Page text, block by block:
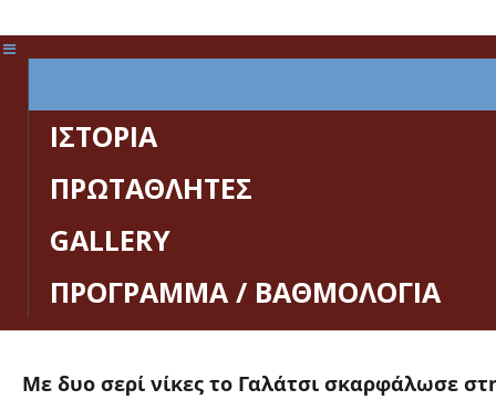
ΙΣΤΟΡΙΑ
ΠΡΩΤΑΘΛΗΤΕΣ
GALLERY
ΠΡΟΓΡΑΜΜΑ / ΒΑΘΜΟΛΟΓΙΑ
Με δυο σερί νίκες το Γαλάτσι σκαρφάλωσε